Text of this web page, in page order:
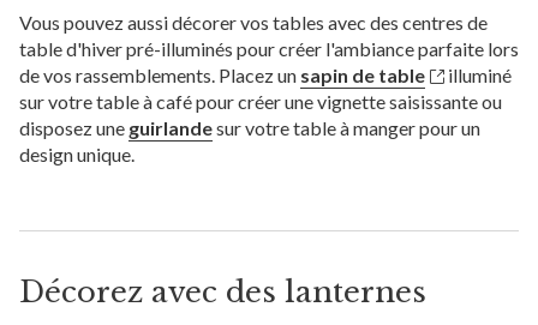
Vous pouvez aussi décorer vos tables avec des centres de
table d'hiver pré-illuminés pour créer l'ambiance parfaite lors
de vos rassemblements. Placez un sapin de table
illuminé
sur votre table à café pour créer une vignette saisissante ou
disposez une guirlandesur votre table à manger pour un
design unique.
Décorez avec des lanternes